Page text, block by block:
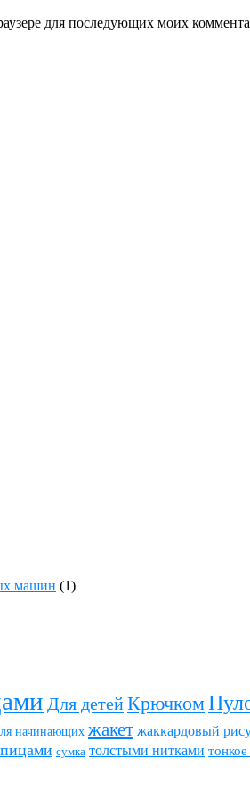
для последующих моих
машин (1)
Для детейКрючком
начинающих жакет жаккардовый
сумка толстыми нитками тонкое